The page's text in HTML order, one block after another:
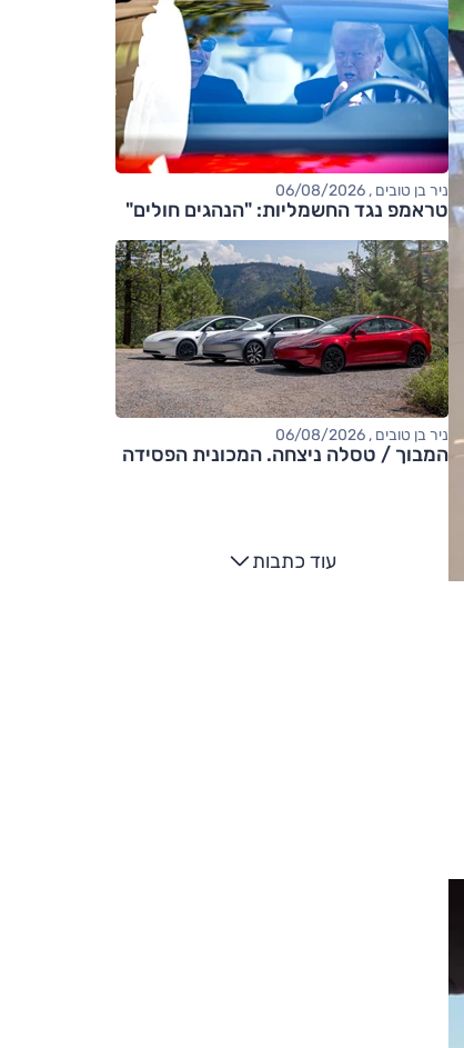
ניר בן טובים , 06/08/2026
טראמפ נגד החשמליות: "הנהגים חולים"
ניר בן טובים , 06/08/2026
המבוך / טסלה ניצחה. המכונית הפסידה
עוד כתבות